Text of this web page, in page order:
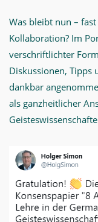
Was bleibt nun –
Kollaboration? Im
verschriftlichter
Diskussionen, Tipps
dankbar
als ganzheitlicher